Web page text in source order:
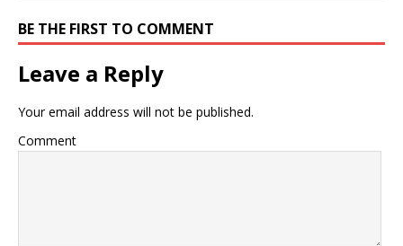
ま
す
)
い
ウ
ィ
ド
ウ
き
ま
す
)
BE THE FIRST TO COMMENT
Leave a Reply
Your email address will not be published.
Comment